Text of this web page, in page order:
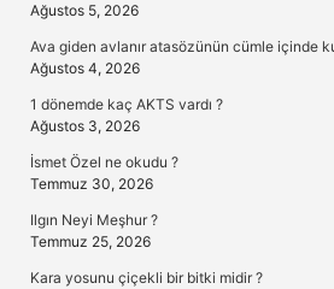
Ağustos 5, 2026
Ava giden avlanır atasözünün cümle içinde
Ağustos 4, 2026
1 dönemde kaç AKTS vardı ?
Ağustos 3, 2026
İsmet Özel ne okudu ?
Temmuz 30, 2026
Ilgın Neyi Meşhur ?
Temmuz 25, 2026
Kara yosunu çiçekli bir bitki midir ?